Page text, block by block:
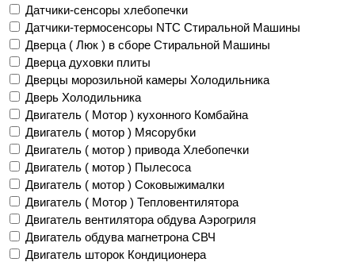
Датчики-сенсоры хлебопечки
Датчики-термосенсоры NTC Стиральной Машины
Дверца ( Люк ) в сборе Стиральной Машины
Дверца духовки плиты
Дверцы морозильной камеры Холодильника
Дверь Холодильника
Двигатель ( Мотор ) кухонного Комбайна
Двигатель ( мотор ) Мясорубки
Двигатель ( мотор ) привода Хлебопечки
Двигатель ( мотор ) Пылесоса
Двигатель ( мотор ) Соковыжималки
Двигатель ( Мотор ) Тепловентилятора
Двигатель вентилятора обдува Аэрогриля
Двигатель обдува магнетрона СВЧ
Двигатель шторок Кондиционера